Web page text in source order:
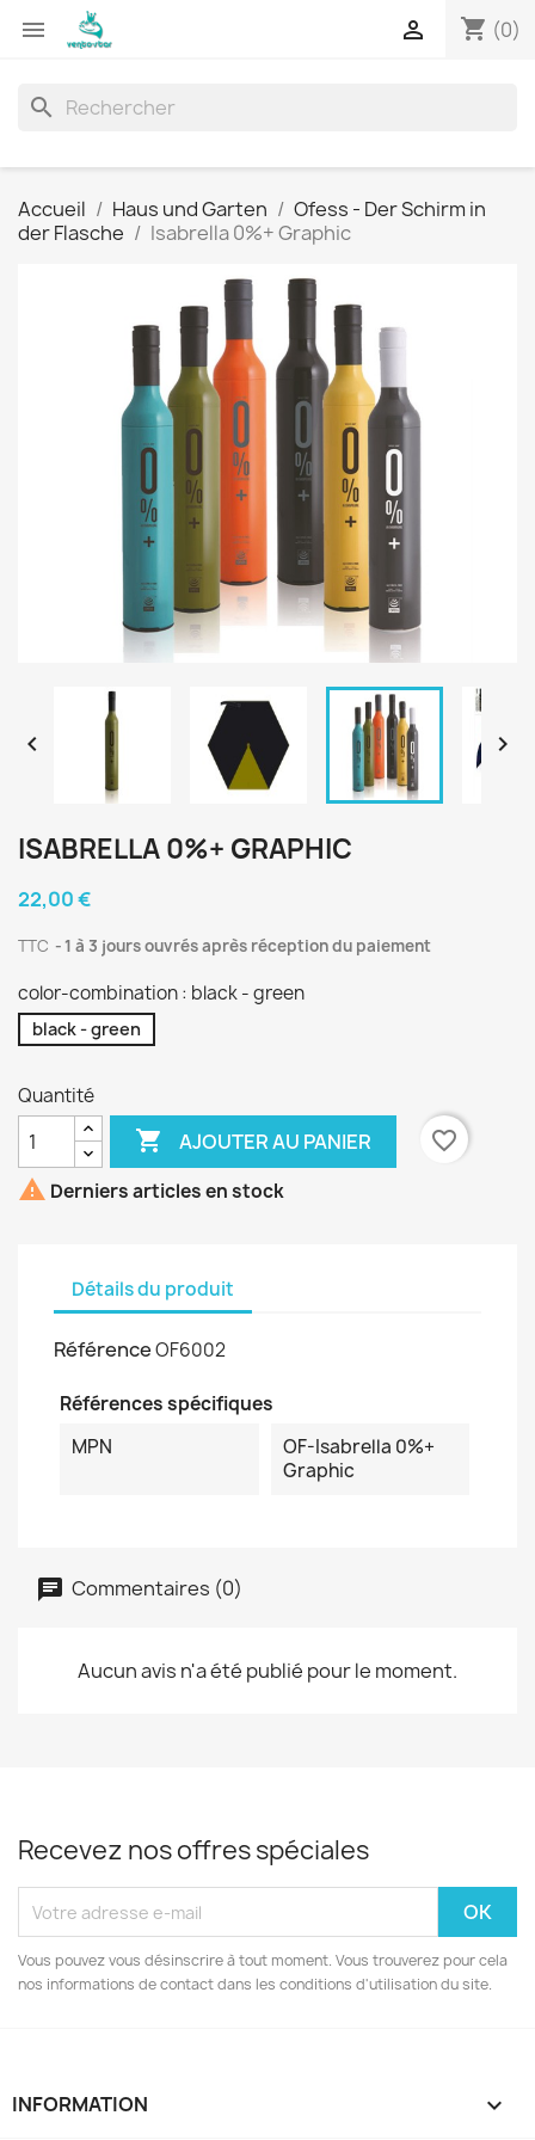
 shopping_cart (0)

search
Accueil Haus und Garten
Ofess - Der Schirm in
der Flasche
Isabrella 0%+ Graphic
 
ISABRELLA 0%+ GRAPHIC
22,00 €
TTC 1 à 3 jours ouvrés après réception du paiement
color-combination : black - green
black - green
Quantité
 AJOUTER AU PANIER
favorite_border
 Derniers articles en stock
Détails du produit
RéférenceOF6002
Références spécifiques
MPN
OF-Isabrella 0%+
Graphic
Commentaires (0)
Aucun avis n'a été publié pour le moment.
Recevez nos offres spéciales
Vous pouvez vous désinscrire à tout moment. Vous trouverez pour cela
nos informations de contact dans les conditions d'utilisation du site.
INFORMATION 